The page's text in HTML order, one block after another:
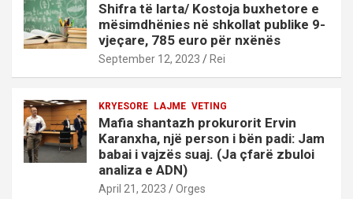
Shifra të larta/ Kostoja buxhetore e
mësimdhënies në shkollat publike 9-
vjeçare, 785 euro për nxënës
September 12, 2023 Rei
KRYESORE LAJME VETING
Mafia shantazh prokurorit Ervin
Karanxha, një person i bën padi: Jam
babai i vajzës suaj. (Ja çfarë zbuloi
analiza e ADN)
April 21, 2023 Orges